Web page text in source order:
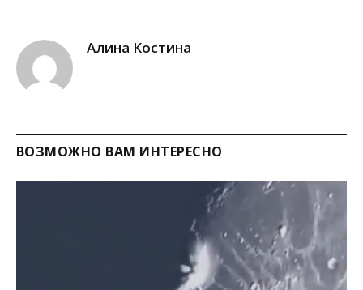
Алина Костина
ВОЗМОЖНО ВАМ ИНТЕРЕСНО